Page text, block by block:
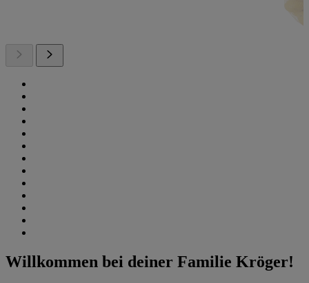
Willkommen bei deiner Familie Kröger!